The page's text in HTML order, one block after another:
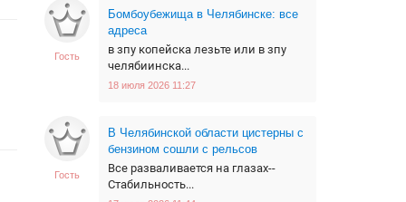
Гость
Бомбоубежища в Челябинске: все
адреса
в зпу копейска лезьте или в зпу
челябиинска...
18 июля 2026 11:27
Гость
В Челябинской области цистерны с
бензином сошли с рельсов
Все разваливается на глазах--
Стабильность...